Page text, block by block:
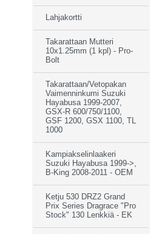
Lahjakortti
Takarattaan Mutteri
10x1.25mm (1 kpl) - Pro-
Bolt
Takarattaan/Vetopakan
Vaimenninkumi Suzuki
Hayabusa 1999-2007,
GSX-R 600/750/1100,
GSF 1200, GSX 1100, TL
1000
Kampiakselinlaakeri
Suzuki Hayabusa 1999->,
B-King 2008-2011 - OEM
Ketju 530 DRZ2 Grand
Prix Series Dragrace "Pro
Stock" 130 Lenkkiä - EK